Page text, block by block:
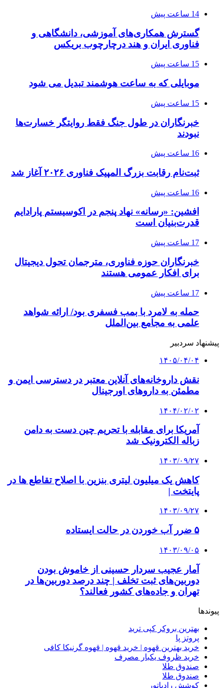
14 ساعت پیش
گسترش همکاری‌های آموزشی، دانشگاهی و
فناوری ایران و هند درچارچوب بریکس
15 ساعت پیش
موبایلی که به ساعت هوشمند تبدیل می شود
15 ساعت پیش
خبرنگاران در طول جنگ فقط روایتگر خسارت‌ها
نبودند
16 ساعت پیش
ثبت‌نام رقابت بزرگ المپیک فناوری ۲۰۲۶ آغاز شد
16 ساعت پیش
افشین: «رسانه» نهاد پنجم در اکوسیستم پارادایم
قدرت‌بنیان است
17 ساعت پیش
خبرنگاران حوزه فناوری، مترجمان تحول دیجیتال
برای افکار عمومی هستند
17 ساعت پیش
حمله به لامرد با بمب فسفری بود/ ارائه شواهد
علمی به مجامع بین‌الملل
پیشنهاد سردبیر
۱۴۰۵/۰۴/۰۴
نقش داروخانه‌های آنلاین معتبر در دسترسی ایمن و
مطمئن به داروهای اورجینال
۱۴۰۴/۰۲/۰۲
آمریکا برای مقابله با تحریم چین دست به دامن
زباله الکترونیک شد
۱۴۰۳/۰۹/۲۷
کاهش یک میلیون لیتری بنزین با اصلاح تقاطع ها در
پایتخت |
۱۴۰۳/۰۹/۲۷
۵ ضرر آب خوردن در حالت ایستاده
۱۴۰۳/۰۹/۰۵
آمار عجیب سردار حسینی از خاموش بودن
دوربین‌های ثبت تخلف | چند درصد دوربین‌ها در
تهران و جاده‌های کشور فعالند؟
پیوندها
بهترین بروکر کپی ترید
پروتز پا
خرید بهترین قهوه | خرید قهوه | قهوه گرنیکا کافی
خرید ظروف یکبار مصرف
صندوق طلا
صندوق طلا
کوشش رادیاتور